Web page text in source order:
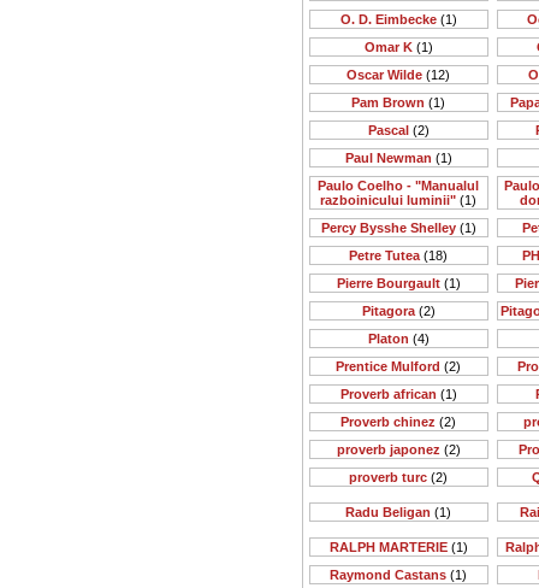
O. D. Eimbecke(1)
Omar K(1)
Oscar Wilde (12)
Pam Brown (1)
Pascal(2)
Paul Newman (1)
Paulo Coelho - "Manualul
razboinicului luminii" (1)
Percy Bysshe Shelley(1)
Petre Tutea (18)
Pierre Bourgault(1)
Pitagora(2)
Platon (4)
Prentice Mulford (2)
Proverb african (1)
Proverb chinez (2)
proverb japonez (2)
proverb turc (2)
Radu Beligan (1)
RALPH MARTERIE(1)
Raymond Castans (1)